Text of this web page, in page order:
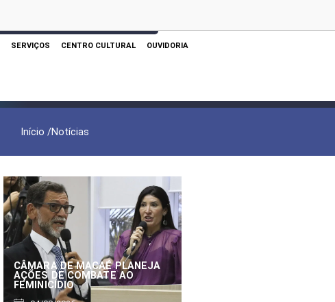
SERVIÇOS CENTRO CULTURAL OUVIDORIA
Início /Notícias
CÂMARA DE MACAÉ PLANEJA
AÇÕES DE COMBATE AO
FEMINICÍDIO